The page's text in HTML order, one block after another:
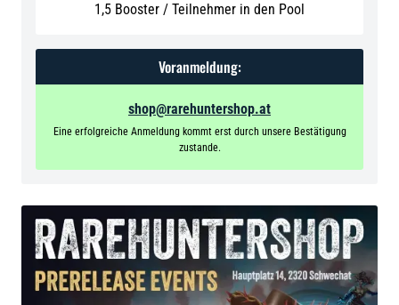
1,5 Booster / Teilnehmer in den Pool
Voranmeldung:
shop@rarehuntershop.at
Eine erfolgreiche Anmeldung kommt erst durch unsere Bestätigung
zustande.